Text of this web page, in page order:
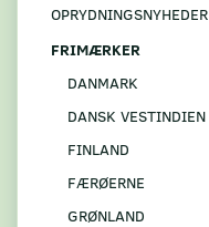
OPRYDNINGSNYHEDER
FRIMÆRKER
DANMARK
DANSK VESTINDIEN
FINLAND
FÆRØERNE
GRØNLAND